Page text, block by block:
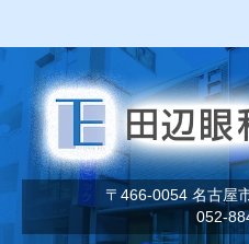
〒466-0054 名古屋
052-